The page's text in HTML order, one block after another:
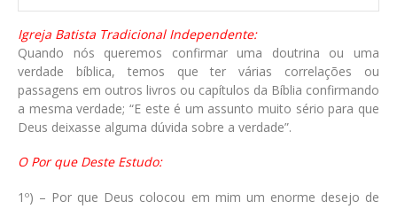
Igreja Batista Tradicional Independente:
Quando nós queremos confirmar uma doutrina ou uma
verdade bíblica, temos que ter várias correlações ou
passagens em outros livros ou capítulos da Bíblia confirmando
a mesma verdade; “E este é um assunto muito sério para que
Deus deixasse alguma dúvida sobre a verdade”.
O Por que Deste Estudo:
1º) – Por que Deus colocou em mim um enorme desejo de